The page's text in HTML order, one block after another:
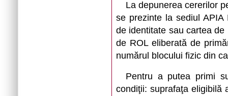
La depunerea cererilor
se prezinte la sediul
de identitate sau cartea
de ROL eliberată de
numărul blocului fizic din
Pentru a putea primi
condiţii: suprafaţa eligibilă